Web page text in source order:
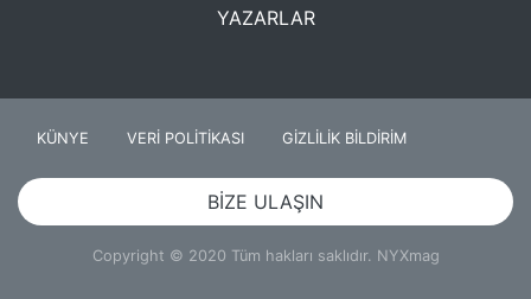
YAZARLAR
KÜNYE VERİ POLİTİKASI GİZLİLİK BİLDİRİM
BİZE ULAŞIN
Copyright © 2020 Tüm hakları saklıdır. NYXmag